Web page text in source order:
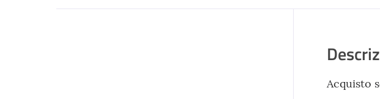
Acquisto